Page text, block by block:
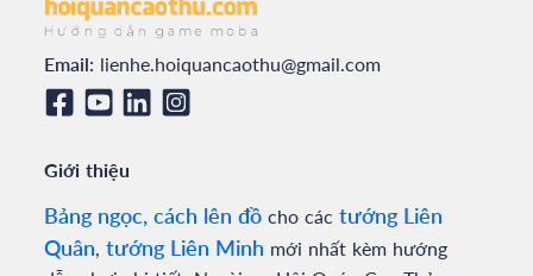
Email: lienhe.hoiquancaothu@gmail.com
Giới thiệu
Bảng ngọc, cách lên đồ cho các tướng Liên
Quân, tướng Liên Minh mới nhất kèm hướng